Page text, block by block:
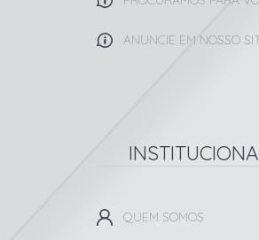
ANUNCIE EM NOSSO
QUEM SOMOS